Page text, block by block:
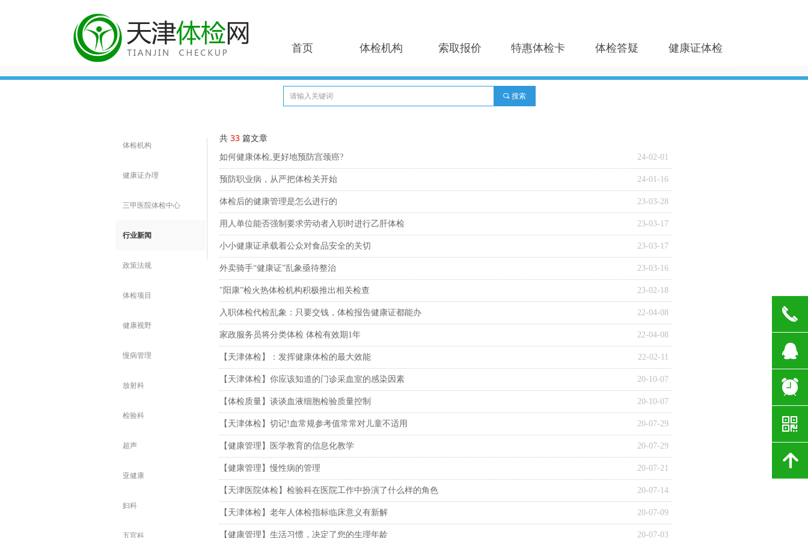
首页 体检机构 索取报价 特惠体检卡 体检答疑 健康证体检
共 33 篇文章
24-02-01
如何健康体检,更好地预防宫颈癌?
24-01-16
预防职业病，从严把体检关开始
23-03-28
体检后的健康管理是怎么进行的
23-03-17
用人单位能否强制要求劳动者入职时进行乙肝体检
23-03-17
小小健康证承载着公众对食品安全的关切
23-03-16
外卖骑手“健康证”乱象亟待整治
23-02-18
"阳康”检火热体检机构积极推出相关检查
22-04-08
入职体检代检乱象：只要交钱，体检报告健康证都能办
22-04-08
家政服务员将分类体检 体检有效期1年
22-02-11
【天津体检】：发挥健康体检的最大效能
20-10-07
【天津体检】你应该知道的门诊采血室的感染因素
20-10-07
【体检质量】谈谈血液细胞检验质量控制
20-07-29
【天津体检】切记!血常规参考值常常对儿童不适用
20-07-29
【健康管理】医学教育的信息化教学
20-07-21
【健康管理】慢性病的管理
20-07-14
【天津医院体检】检验科在医院工作中扮演了什么样的角色
20-07-09
【天津体检】老年人体检指标临床意义有新解
20-07-03
【健康管理】生活习惯，决定了您的生理年龄
体检机构
健康证办理
三甲医院体检中心
行业新闻
政策法规
体检项目
健康视野
慢病管理
放射科
检验科
超声
亚健康
妇科
五官科
끠 搜索
끅
뀩
뀥
낃
녕